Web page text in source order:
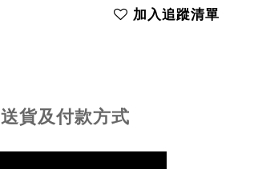
加入追蹤清單
送貨及付款方式